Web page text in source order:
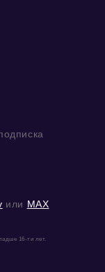
или MAX
16-ти лет.